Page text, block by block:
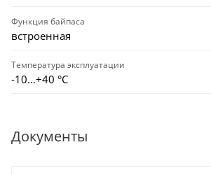
Функция байпаса
встроенная
Температура эксплуатации
-10…+40 °С
Документы